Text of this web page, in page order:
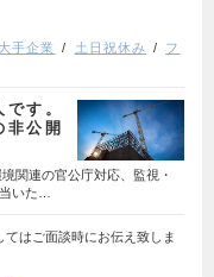
大手企業 土日祝休み
フ
す。
公開
関連の官公庁対応、監視・
いた…
はご面談時にお伝え致しま